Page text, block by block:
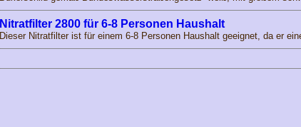
Nitratfilter 2800 für 6-8 Personen Haushalt
Dieser Nitratfilter ist für einem 6-8 Personen Haushalt geeignet, da er